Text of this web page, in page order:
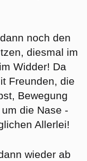
noch den
diesmal im
Widder! Da
Freunden, die
Bewegung
die Nase -
Allerlei!
wieder ab